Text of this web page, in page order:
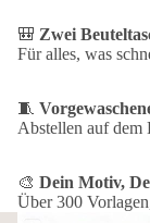
🎒 Zwei
Für alles, was
🧵
Abstellen auf dem
🎨 Dein Motiv,
Über 300